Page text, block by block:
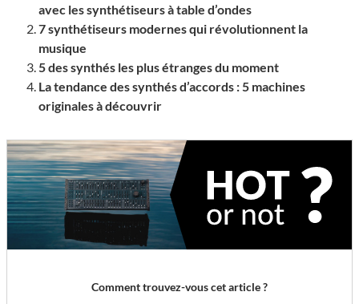
avec les synthétiseurs à table d’ondes
7 synthétiseurs modernes qui révolutionnent la
musique
5 des synthés les plus étranges du moment
La tendance des synthés d’accords : 5 machines
originales à découvrir
Comment trouvez-vous cet article ?